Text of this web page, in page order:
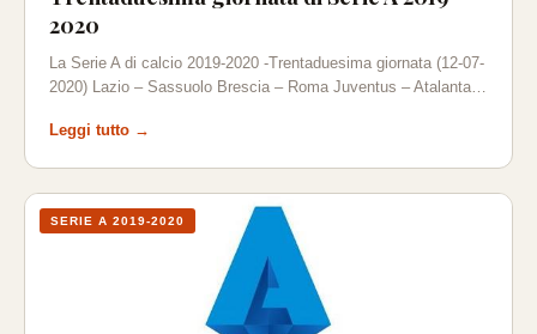
2020
La Serie A di calcio 2019-2020 -Trentaduesima giornata (12-07-
2020) Lazio – Sassuolo Brescia – Roma Juventus – Atalanta…
Leggi tutto →
SERIE A 2019-2020